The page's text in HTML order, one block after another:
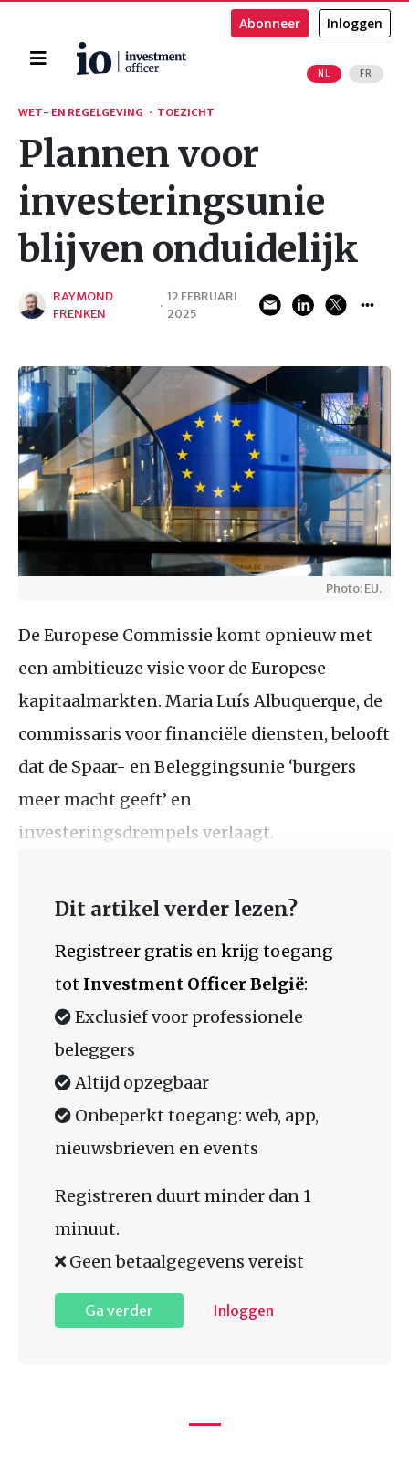
Home
NL FR
Abonneer Inloggen
Zoeken
WET- EN REGELGEVING · TOEZICHT
Plannen voor
investeringsunie
blijven onduidelijk
RAYMOND
FRENKEN
·
12 FEBRUARI
2025
Photo: EU.
De Europese Commissie komt opnieuw met
een ambitieuze visie voor de Europese
kapitaalmarkten. Maria Luís Albuquerque, de
commissaris voor financiële diensten, belooft
dat de Spaar- en Beleggingsunie ‘burgers
meer macht geeft’ en
investeringsdrempels verlaagt.
Dit artikel verder lezen?
Registreer gratis en krijg toegang
tot Investment Officer België:
Exclusief voor professionele
beleggers
Altijd opzegbaar
Onbeperkt toegang: web, app,
nieuwsbrieven en events
Registreren duurt minder dan 1
minuut.
Geen betaalgegevens vereist
Ga verder Inloggen